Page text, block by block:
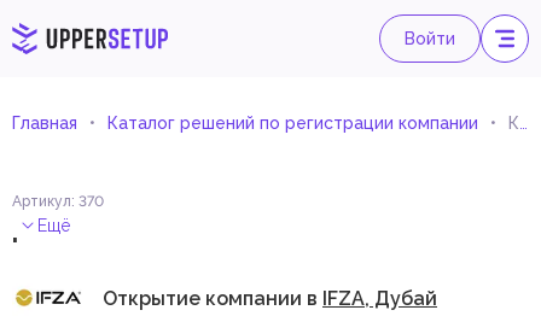
Войти
Главная Каталог решений по регистрации компании Консультант по вертикальным и горизонтальным транспортным системам
Артикул: 370
. Ещё
Открытие компании в IFZA, Дубай